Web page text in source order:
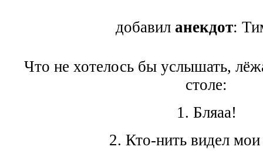
добавил анекдот:
Что не хотелось бы услышать,
столе:
1. Бляаа!
2. Кто-нить видел